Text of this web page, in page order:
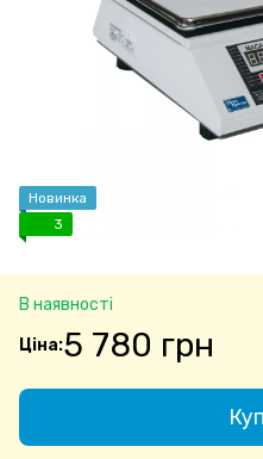
Новинка
3
В наявності
5 780 грн